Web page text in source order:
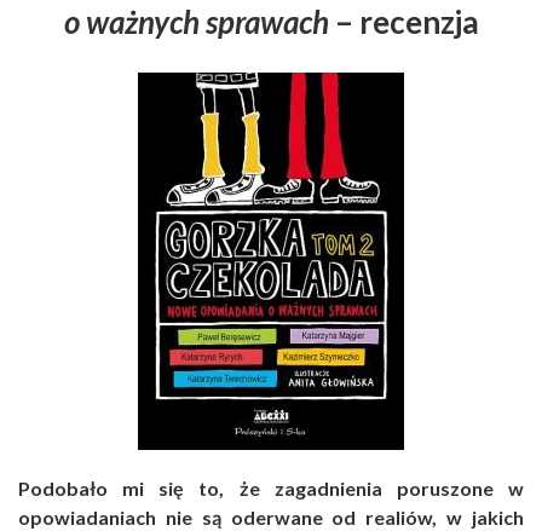
o ważnych sprawach – recenzja
Podobało mi się to, że zagadnienia poruszone w
opowiadaniach nie są oderwane od realiów, w jakich